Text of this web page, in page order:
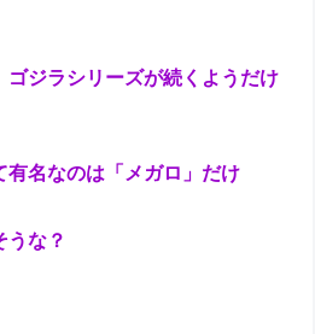
ゴジラシリーズが続くようだけ
有名なのは「メガロ」だけ
うな？